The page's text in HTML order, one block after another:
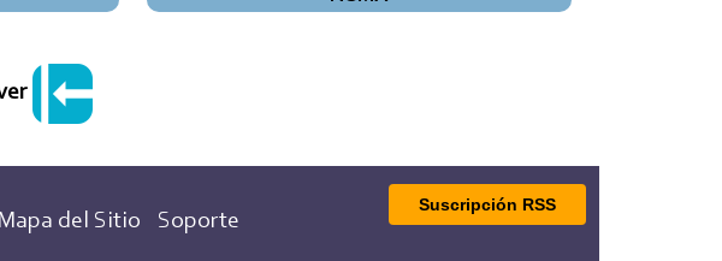
Mapa del Sitio Soporte
Suscripción RSS